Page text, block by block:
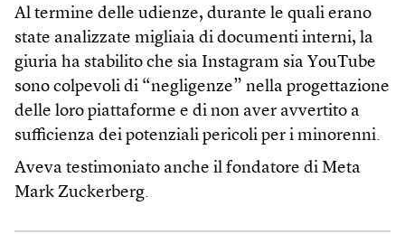
Al termine delle udienze, durante le quali erano
state analizzate migliaia di documenti interni, la
giuria ha stabilito che sia Instagram sia YouTube
sono colpevoli di “negligenze” nella progettazione
delle loro piattaforme e di non aver avvertito a
sufficienza dei potenziali pericoli per i minorenni.
Aveva testimoniato anche il fondatore di Meta
Mark Zuckerberg.